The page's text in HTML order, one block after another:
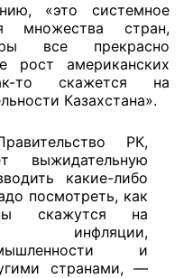
«это системное
множества стран,
все прекрасно
американских
то скажется на
Казахстана».
РК,
выжидательную
какие-либо
посмотреть, как
скажутся на
инфляции,
и
странами, —